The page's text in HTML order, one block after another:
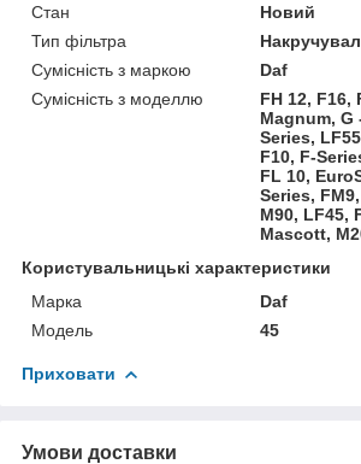
Стан
Новий
Тип фільтра
Сумісність з маркою
Daf
Сумісність з моделлю
FH 12, F16,
Magnum, G
Series,
F10, F-
FL 10,
Series,
M90, LF45,
Mascott,
Користувальницькі характеристики
Марка
Daf
Модель
45
Приховати
Умови доставки